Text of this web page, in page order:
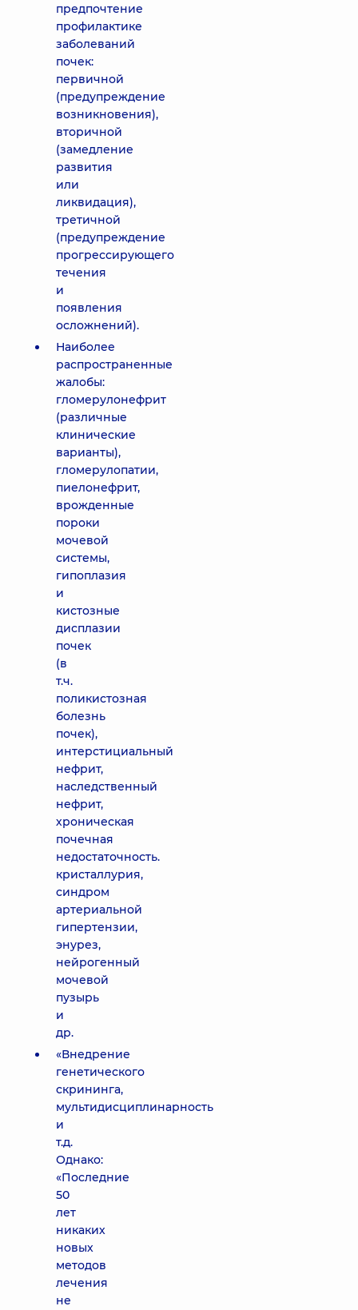
предпочтение
профилактике
заболеваний
почек:
первичной
(предупреждение
возникновения),
вторичной
(замедление
развития
или
ликвидация),
третичной
(предупреждение
прогрессирующего
течения
и
появления
осложнений).
Наиболее
распространенные
жалобы:
гломерулонефрит
(различные
клинические
варианты),
гломерулопатии,
пиелонефрит,
врожденные
пороки
мочевой
системы,
гипоплазия
и
кистозные
дисплазии
почек
(в
т.ч.
поликистозная
болезнь
почек),
интерстициальный
нефрит,
наследственный
нефрит,
хроническая
почечная
недостаточность.
кристаллурия,
синдром
артериальной
гипертензии,
энурез,
нейрогенный
мочевой
пузырь
и
др.
«Внедрение
генетического
скрининга,
мультидисциплинарность
и
т.д.
Однако:
«Последние
50
лет
никаких
новых
методов
лечения
не